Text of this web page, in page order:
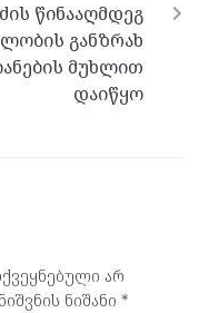
წინააღმდეგ
განზრახ
მუხლით
დაიწყო
არ
ნიშანი *